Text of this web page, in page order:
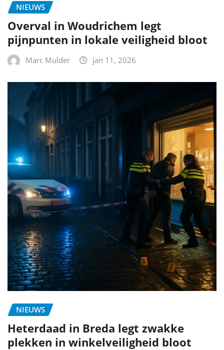
NIEUWS
Overval in Woudrichem legt
pijnpunten in lokale veiligheid bloot
Marc Mulder jan 11, 2026
NIEUWS
Heterdaad in Breda legt zwakke
plekken in winkelveiligheid bloot